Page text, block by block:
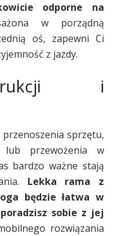
odporne na
w porządną
oś, zapewni Ci
z jazdy.
i
sprzętu,
przewożenia w
bardzo ważne stają
Lekka rama z
będzie łatwa w
sobie z jej
rozwiązania